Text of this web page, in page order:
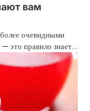
вам
очевидными
это правило знает…